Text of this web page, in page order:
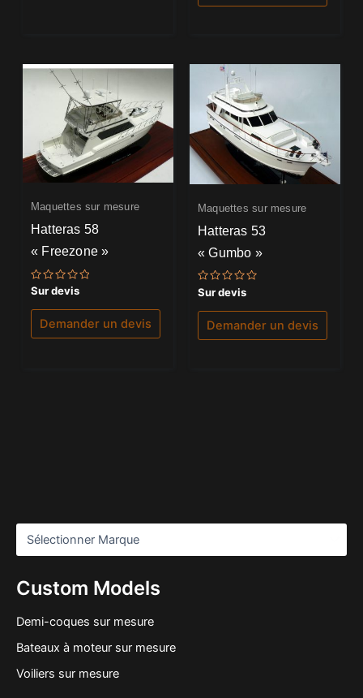
Custom Models
Demi-coques sur mesure
Bateaux à moteur sur mesure
Voiliers sur mesure
Maquettes sur mesure
Hatteras 58
« Freezone »
Note
0
sur
Sur devis
Demander un devis
Maquettes sur mesure
Hatteras 53
« Gumbo »
Note
0
sur
Sur devis
Demander un devis